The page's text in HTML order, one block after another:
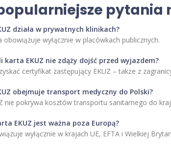
pytania
działa w prywatnych klinikach?
obowiązuje wyłącznie w placówkach publicznych.
karta EKUZ nie zdąży dojść przed wyjazdem?
certyfikat zastępujący EKUZ – także z
obejmuje transport medyczny do Polski?
nie pokrywa kosztów transportu sanitarnego do
EKUZ jest ważna poza Europą?
wyłącznie w krajach UE, EFTA i Wielkiej